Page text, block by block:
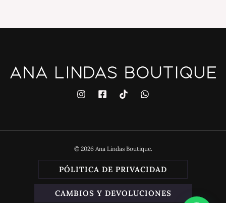
© 2026 Ana Lindas Boutique.
PÓLITICA DE PRIVACIDAD
CAMBIOS Y DEVOLUCIONES